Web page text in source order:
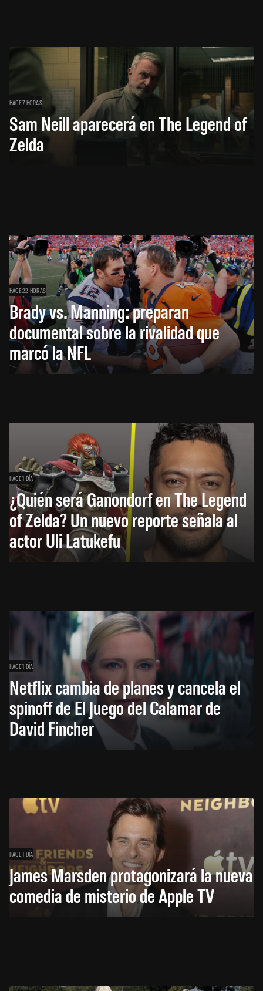
HACE 7 HORAS
Sam Neill aparecerá en The Legend of
Zelda
HACE 22 HORAS
Brady vs. Manning: preparan
documental sobre la rivalidad que
marcó la NFL
HACE 1 DÍA
¿Quién será Ganondorf en The Legend
of Zelda? Un nuevo reporte señala al
actor Uli Latukefu
HACE 1 DÍA
Netflix cambia de planes y cancela el
spinoff de El Juego del Calamar de
David Fincher
HACE 1 DÍA
James Marsden protagonizará la nueva
comedia de misterio de Apple TV